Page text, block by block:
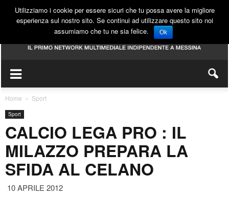
Home Sport
Sport
CALCIO LEGA PRO : IL
MILAZZO PREPARA LA
SFIDA AL CELANO
10 APRILE 2012
Utilizziamo i cookie per essere sicuri che tu possa avere la migliore
esperienza sul nostro sito. Se continui ad utilizzare questo sito noi
assumiamo che tu ne sia felice.
Ok